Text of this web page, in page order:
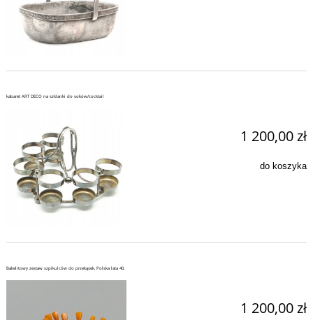
kabaret ART DECO na szklanki do soków/cocktail
1 200,00 zł
do koszyka
Bakelitowy zestaw szpikulców do przekąsek, Polska lata 40.
1 200,00 zł